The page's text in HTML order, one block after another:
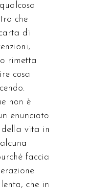
che
di
rimetta
cosa
non è
enunciato
della vita in
faccia
che in